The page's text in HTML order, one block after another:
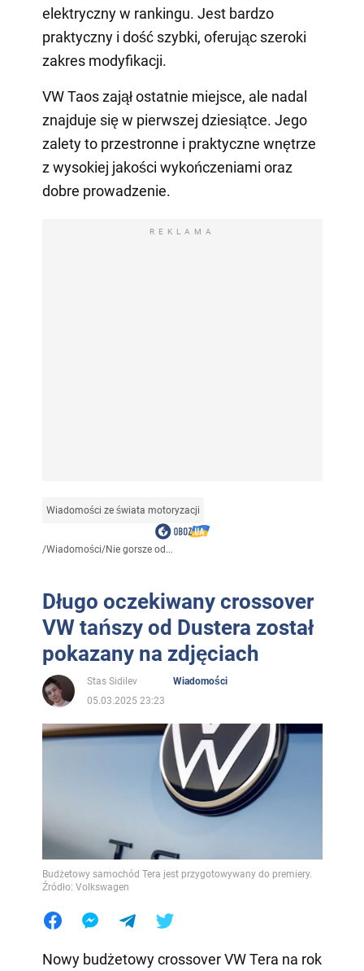
elektryczny w rankingu. Jest bardzo
praktyczny i dość szybki, oferując szeroki
zakres modyfikacji.
VW Taos zajął ostatnie miejsce, ale nadal
znajduje się w pierwszej dziesiątce. Jego
zalety to przestronne i praktyczne wnętrze
z wysokiej jakości wykończeniami oraz
dobre prowadzenie.
REKLAMA
Wiadomości ze świata motoryzacji
/Wiadomości/Nie gorsze od...
Długo oczekiwany crossover
VW tańszy od Dustera został
pokazany na zdjęciach
Stas Sidilev
Wiadomości
05.03.2025 23:23
Budżetowy samochód Tera jest przygotowywany do premiery.
Źródło: Volkswagen
Nowy budżetowy crossover VW Tera na rok